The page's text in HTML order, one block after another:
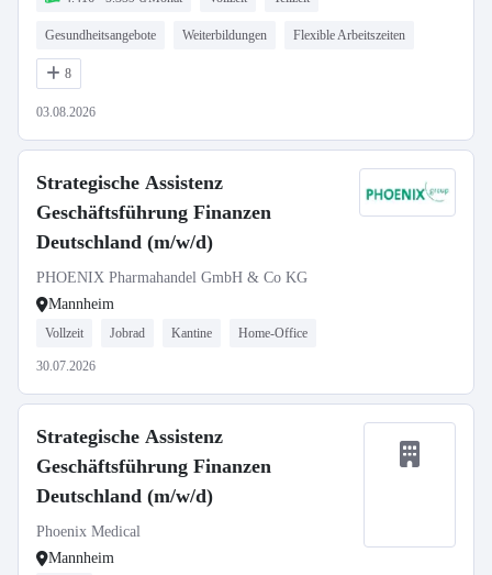
Gesundheitsangebote Weiterbildungen Flexible Arbeitszeiten
8
03.08.2026
Strategische Assistenz
Geschäftsführung Finanzen
Deutschland (m/w/d)
PHOENIX Pharmahandel GmbH & Co KG
Mannheim
Vollzeit Jobrad Kantine Home-Office
30.07.2026
Strategische Assistenz
Geschäftsführung Finanzen
Deutschland (m/w/d)
Phoenix Medical
Mannheim